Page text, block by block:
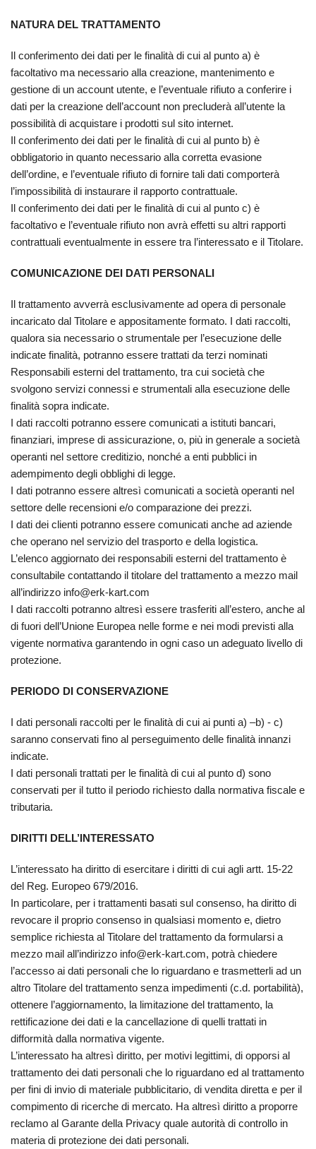
NATURA DEL TRATTAMENTO
Il conferimento dei dati per le finalità di cui al punto a) è
facoltativo ma necessario alla creazione, mantenimento e
gestione di un account utente, e l’eventuale rifiuto a conferire i
dati per la creazione dell’account non precluderà all’utente la
possibilità di acquistare i prodotti sul sito internet.
Il conferimento dei dati per le finalità di cui al punto b) è
obbligatorio in quanto necessario alla corretta evasione
dell’ordine, e l’eventuale rifiuto di fornire tali dati comporterà
l’impossibilità di instaurare il rapporto contrattuale.
Il conferimento dei dati per le finalità di cui al punto c) è
facoltativo e l’eventuale rifiuto non avrà effetti su altri rapporti
contrattuali eventualmente in essere tra l’interessato e il Titolare.
COMUNICAZIONE DEI DATI PERSONALI
Il trattamento avverrà esclusivamente ad opera di personale
incaricato dal Titolare e appositamente formato. I dati raccolti,
qualora sia necessario o strumentale per l’esecuzione delle
indicate finalità, potranno essere trattati da terzi nominati
Responsabili esterni del trattamento, tra cui società che
svolgono servizi connessi e strumentali alla esecuzione delle
finalità sopra indicate.
I dati raccolti potranno essere comunicati a istituti bancari,
finanziari, imprese di assicurazione, o, più in generale a società
operanti nel settore creditizio, nonché a enti pubblici in
adempimento degli obblighi di legge.
I dati potranno essere altresì comunicati a società operanti nel
settore delle recensioni e/o comparazione dei prezzi.
I dati dei clienti potranno essere comunicati anche ad aziende
che operano nel servizio del trasporto e della logistica.
L’elenco aggiornato dei responsabili esterni del trattamento è
consultabile contattando il titolare del trattamento a mezzo mail
all’indirizzo info@erk-kart.com
I dati raccolti potranno altresì essere trasferiti all’estero, anche al
di fuori dell’Unione Europea nelle forme e nei modi previsti alla
vigente normativa garantendo in ogni caso un adeguato livello di
protezione.
PERIODO DI CONSERVAZIONE
I dati personali raccolti per le finalità di cui ai punti a) –b) - c)
saranno conservati fino al perseguimento delle finalità innanzi
indicate.
I dati personali trattati per le finalità di cui al punto d) sono
conservati per il tutto il periodo richiesto dalla normativa fiscale e
tributaria.
DIRITTI DELL’INTERESSATO
L’interessato ha diritto di esercitare i diritti di cui agli artt. 15-22
del Reg. Europeo 679/2016.
In particolare, per i trattamenti basati sul consenso, ha diritto di
revocare il proprio consenso in qualsiasi momento e, dietro
semplice richiesta al Titolare del trattamento da formularsi a
mezzo mail all’indirizzo info@erk-kart.com, potrà chiedere
l’accesso ai dati personali che lo riguardano e trasmetterli ad un
altro Titolare del trattamento senza impedimenti (c.d. portabilità),
ottenere l’aggiornamento, la limitazione del trattamento, la
rettificazione dei dati e la cancellazione di quelli trattati in
difformità dalla normativa vigente.
L’interessato ha altresì diritto, per motivi legittimi, di opporsi al
trattamento dei dati personali che lo riguardano ed al trattamento
per fini di invio di materiale pubblicitario, di vendita diretta e per il
compimento di ricerche di mercato. Ha altresì diritto a proporre
reclamo al Garante della Privacy quale autorità di controllo in
materia di protezione dei dati personali.